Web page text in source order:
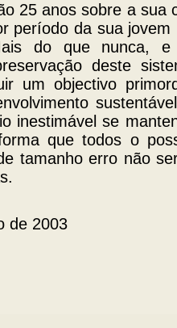
25 anos sobre a sua
período da sua
do que nunca,
deste
um objectivo
inestimável se
que todos o
tamanho erro não
de 2003